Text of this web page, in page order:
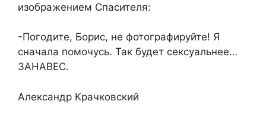
изображением Спасителя:
-Погодите, Борис, не фотографируйте! Я
сначала помочусь. Так будет сексуальнее…
ЗАНАВЕС.
Александр Крачковский